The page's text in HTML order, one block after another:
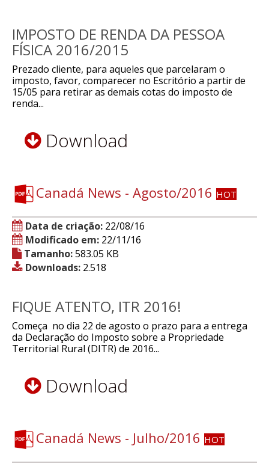
IMPOSTO DE RENDA DA PESSOA
FÍSICA 2016/2015
Prezado cliente, para aqueles que parcelaram o
imposto, favor, comparecer no Escritório a partir de
15/05 para retirar as demais cotas do imposto de
renda...
Download
Canadá News - Agosto/2016 HOT
Data de criação: 22/08/16
Modificado em: 22/11/16
Tamanho:583.05 KB
Downloads: 2.518
FIQUE ATENTO, ITR 2016!
Começa no dia 22 de agosto o prazo para a entrega
da Declaração do Imposto sobre a Propriedade
Territorial Rural (DITR) de 2016...
Download
Canadá News - Julho/2016 HOT